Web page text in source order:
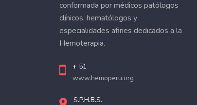
conformada por médicos patólogos
clínicos, hematólogos y
especialidades afines dedicados a la
Hemoterapia.
+ 51
www.hemoperu.org
S.P.H.B.S.